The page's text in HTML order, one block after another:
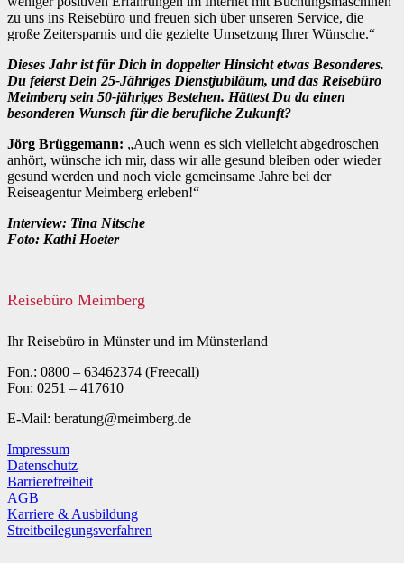
zu uns ins Reisebüro und freuen sich über unseren Service, die
große Zeitersparnis und die gezielte Umsetzung Ihrer Wünsche.“
Dieses Jahr ist für Dich in doppelter Hinsicht etwas Besonderes.
Du feierst Dein 25-Jähriges Dienstjubiläum, und das Reisebüro
Meimberg sein 50-jähriges Bestehen. Hättest Du da einen
besonderen Wunsch für die berufliche Zukunft?
Jörg Brüggemann: „Auch wenn es sich vielleicht abgedroschen
anhört, wünsche ich mir, dass wir alle gesund bleiben oder wieder
gesund werden und noch viele gemeinsame Jahre bei der
Reiseagentur Meimberg erleben!“
Interview: Tina Nitsche
Foto: Kathi Hoeter
Reisebüro Meimberg
Ihr Reisebüro in Münster und im Münsterland
Fon.: 0800 – 63462374 (Freecall)
Fon: 0251 – 417610
E-Mail: beratung@meimberg.de
Impressum
Datenschutz
Barrierefreiheit
AGB
Karriere & Ausbildung
Streitbeilegungsverfahren